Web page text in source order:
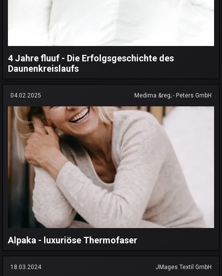
4 Jahre fluuf - Die Erfolgsgeschichte des
Daunenkreislaufs
04.02.2025 Medima &reg; - Peters GmbH
Alpaka - luxuriöse Thermofaser
18.03.2024 JMages Textil GmbH